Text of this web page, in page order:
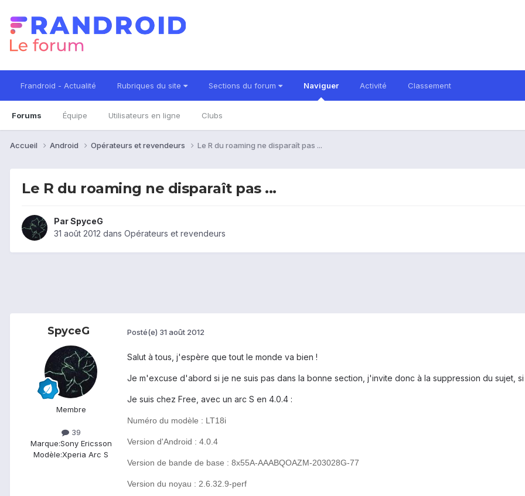
Frandroid - Actualité Rubriques du site Sections du forum Naviguer
Forums Équipe Utilisateurs en ligne Clubs
Activité Classement
Accueil Android Opérateurs et revendeurs Le R du roaming ne disparaît pas ...
Le R du roaming ne disparaît pas ...
ParSpyceG
31 août 2012 dans Opérateurs et revendeurs
SpyceG
Membre
39
Marque:Sony Ericsson
Modèle:Xperia Arc S
Posté(e) 31 août 2012
Salut à tous, j'espère que tout le monde va bien !
Je m'excuse d'abord si je ne suis pas dans la bonne section, j'invite donc à la suppression du sujet,
Je suis chez Free, avec un arc S en 4.0.4 :
Numéro du modèle : LT18i
Version d'Android : 4.0.4
Version de bande de base : 8x55A-AAABQOAZM-203028G-77
Version du noyau : 2.6.32.9-perf